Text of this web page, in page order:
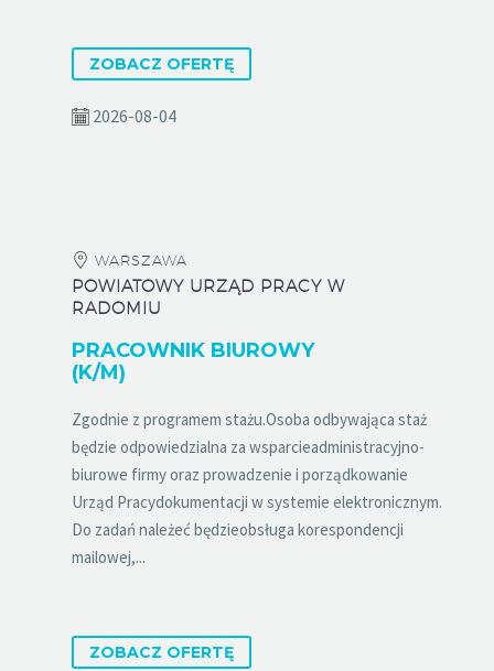
ZOBACZ OFERTĘ
2026-08-04
WARSZAWA
POWIATOWY URZĄD PRACY W
RADOMIU
PRACOWNIK BIUROWY
(K/M)
Zgodnie z programem stażu.Osoba odbywająca staż
będzie odpowiedzialna za wsparcieadministracyjno-
biurowe firmy oraz prowadzenie i porządkowanie
Urząd Pracydokumentacji w systemie elektronicznym.
Do zadań należeć będzieobsługa korespondencji
mailowej,...
ZOBACZ OFERTĘ